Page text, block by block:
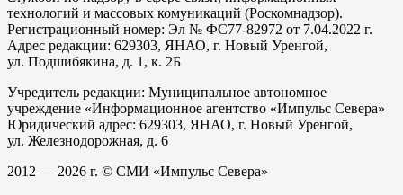
технологий и массовых комуникаций (Роскомнадзор).
Регистрационный номер: Эл № ФС77-82972 от 7.04.2022 г.
Адрес редакции: 629303, ЯНАО, г. Новый Уренгой,
ул. Подшибякина, д. 1, к. 2Б
Учредитель редакции: Муниципальное автономное
учреждение «Информационное агентство «Импульс Севера»
Юридический адрес: 629303, ЯНАО, г. Новый Уренгой,
ул. Железнодорожная, д. 6
2012 — 2026 г. © СМИ «Импульс Севера»